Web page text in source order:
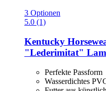
3 Optionen
5.0 (1)
Kentucky
"Lederimitat"
Perfekte Passform
Wasserdichtes